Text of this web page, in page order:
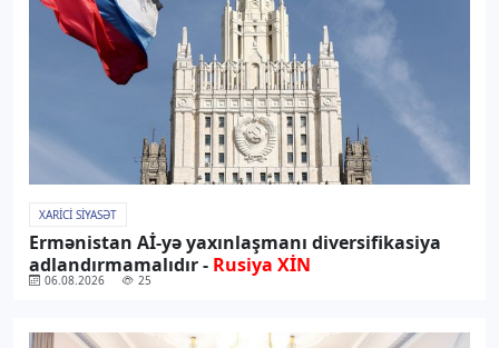
XARICI SIYASƏT
Ermənistan Aİ-yə yaxınlaşmanı diversifikasiya
adlandırmamalıdır - Rusiya XİN
06.08.2026 25